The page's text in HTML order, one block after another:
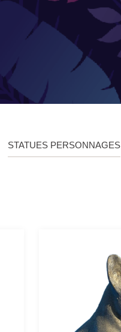
STATUES PERSONNAGES